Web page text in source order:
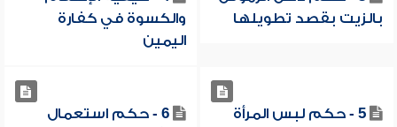
بالزيت بقصد تطويلها
والكسوة في كفارة
اليمين
5 - حكم لبس المرأة
6 - حكم استعمال